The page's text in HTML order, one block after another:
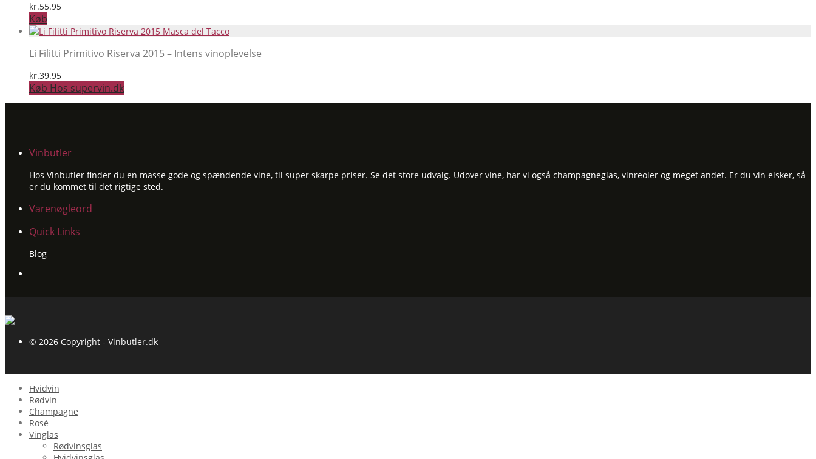
kr.55.95
Køb
Li Filitti Primitivo Riserva 2015 – Intens vinoplevelse
kr.39.95
Køb Hos supervin.dk
Vinbutler
Hos Vinbutler finder du en masse gode og spændende vine, til super skarpe priser. Se det store udvalg. Udover vine, har vi også champagneglas, vinreoler og meget andet. Er du vin elsker, så
er du kommet til det rigtige sted.
Varenøgleord
Quick Links
Blog
© 2026 Copyright - Vinbutler.dk
Hvidvin
Rødvin
Champagne
Rosé
Vinglas
Rødvinsglas